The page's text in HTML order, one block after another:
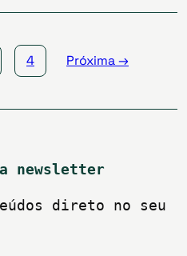
4 Próxima →
newsletter
direto no seu